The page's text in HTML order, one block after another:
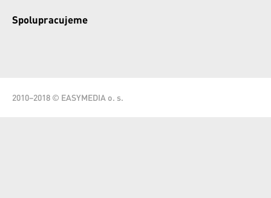
Spolupracujeme
2010–2018 © EASYMEDIA o. s.